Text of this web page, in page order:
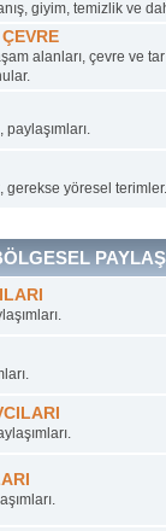
giyim, temizlik ve
alanları, çevre ve
gerekse yöresel terimler.